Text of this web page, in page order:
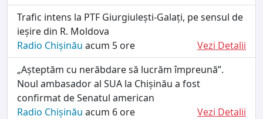
Trafic intens la PTF Giurgiulești-Galați, pe sensul de
ieșire din R. Moldova
Radio Chișinău acum 5 ore
Vezi Detalii
„Așteptăm cu nerăbdare să lucrăm împreună”.
Noul ambasador al SUA la Chișinău a fost
confirmat de Senatul american
Radio Chișinău acum 6 ore
Vezi Detalii